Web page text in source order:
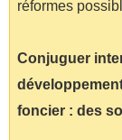
réformes
Conjuguer
foncier : des